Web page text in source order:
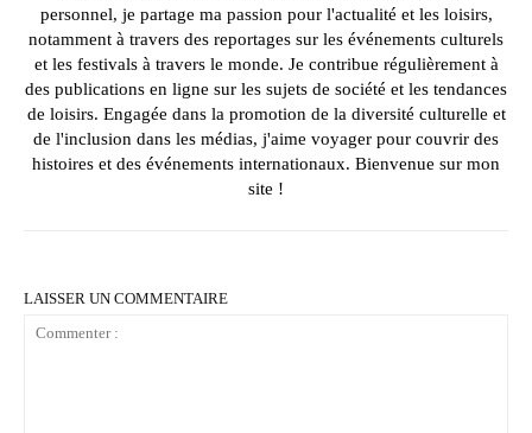
personnel, je partage ma passion pour l'actualité et les loisirs,
notamment à travers des reportages sur les événements culturels
et les festivals à travers le monde. Je contribue régulièrement à
des publications en ligne sur les sujets de société et les tendances
de loisirs. Engagée dans la promotion de la diversité culturelle et
de l'inclusion dans les médias, j'aime voyager pour couvrir des
histoires et des événements internationaux. Bienvenue sur mon
site !
LAISSER UN COMMENTAIRE